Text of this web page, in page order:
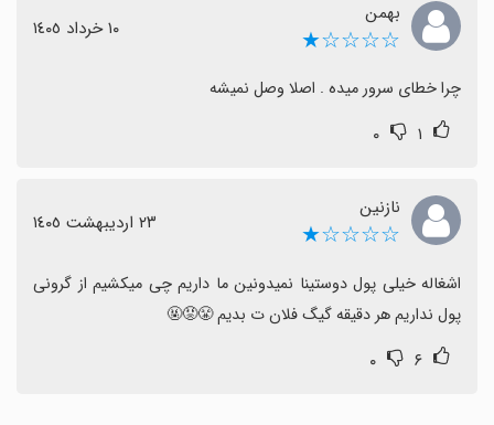
بهمن
☆☆☆☆★ ١٠ خرداد ١٤٠٥
چرا خطای سرور میده . اصلا وصل نمیشه
۱ ۰
نازنین
☆☆☆☆★ ٢٣ اردیبهشت ١٤٠٥
پول نداریم هر دقیقه گیگ فلان ت بدیم 😤😡🤬
۶ ۰